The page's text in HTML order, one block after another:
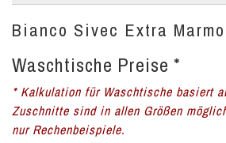
Bianco Sivec Extra
Waschtische Preise *
* Kalkulation für Waschtische basiert
Zuschnitte sind in allen Größen
nur Rechenbeispiele.